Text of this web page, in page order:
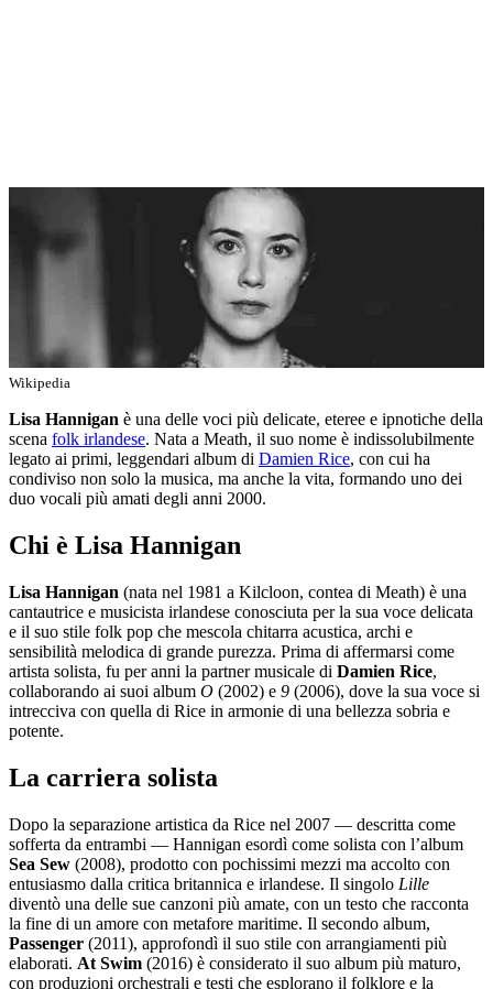
Wikipedia
Lisa Hannigan è una delle voci più delicate, eteree e ipnotiche della
scena folk irlandese. Nata a Meath, il suo nome è indissolubilmente
legato ai primi, leggendari album di Damien Rice, con cui ha
condiviso non solo la musica, ma anche la vita, formando uno dei
duo vocali più amati degli anni 2000.
Chi è Lisa Hannigan
Lisa Hannigan (nata nel 1981 a Kilcloon, contea di Meath) è una
cantautrice e musicista irlandese conosciuta per la sua voce delicata
e il suo stile folk pop che mescola chitarra acustica, archi e
sensibilità melodica di grande purezza. Prima di affermarsi come
artista solista, fu per anni la partner musicale di Damien Rice,
collaborando ai suoi album O (2002) e 9 (2006), dove la sua voce si
intrecciva con quella di Rice in armonie di una bellezza sobria e
potente.
La carriera solista
Dopo la separazione artistica da Rice nel 2007 — descritta come
sofferta da entrambi — Hannigan esordì come solista con l’album
Sea Sew (2008), prodotto con pochissimi mezzi ma accolto con
entusiasmo dalla critica britannica e irlandese. Il singolo Lille
diventò una delle sue canzoni più amate, con un testo che racconta
la fine di un amore con metafore maritime. Il secondo album,
Passenger (2011), approfondì il suo stile con arrangiamenti più
elaborati. At Swim (2016) è considerato il suo album più maturo,
con produzioni orchestrali e testi che esplorano il folklore e la